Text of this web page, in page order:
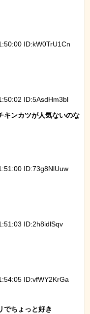
ID:kW0TrU1Cn
ID:5AsdHm3bl
キンカツが人気ないのな
ID:73g8NlUuw
ID:2h8idlSqv
ID:vfWY2KrGa
でちょっと好き